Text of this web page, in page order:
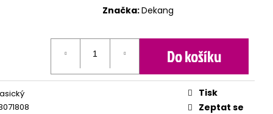
Značka:Dekang
Do košíku
Tisk
Zeptat se